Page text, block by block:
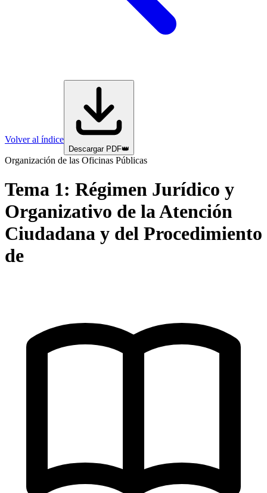
Volver al índice
Descargar PDF👑
Organización de las Oficinas Públicas
Tema 1: Régimen Jurídico y
Organizativo de la Atención
Ciudadana y del Procedimiento
de